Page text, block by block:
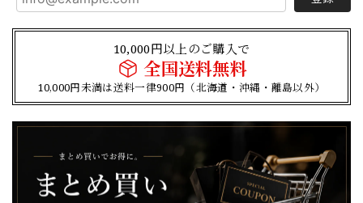
10,000円以上のご購入で
全国送料無料
10,000円未満は送料一律900円（北海道・沖縄・離島以外）